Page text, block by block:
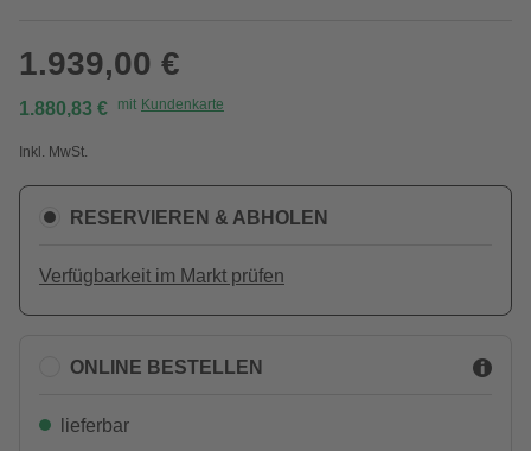
1.939,00 €
1.880,83 € mit Kundenkarte
Inkl. MwSt.
RESERVIEREN & ABHOLEN
Verfügbarkeit im Markt prüfen
ONLINE BESTELLEN
lieferbar